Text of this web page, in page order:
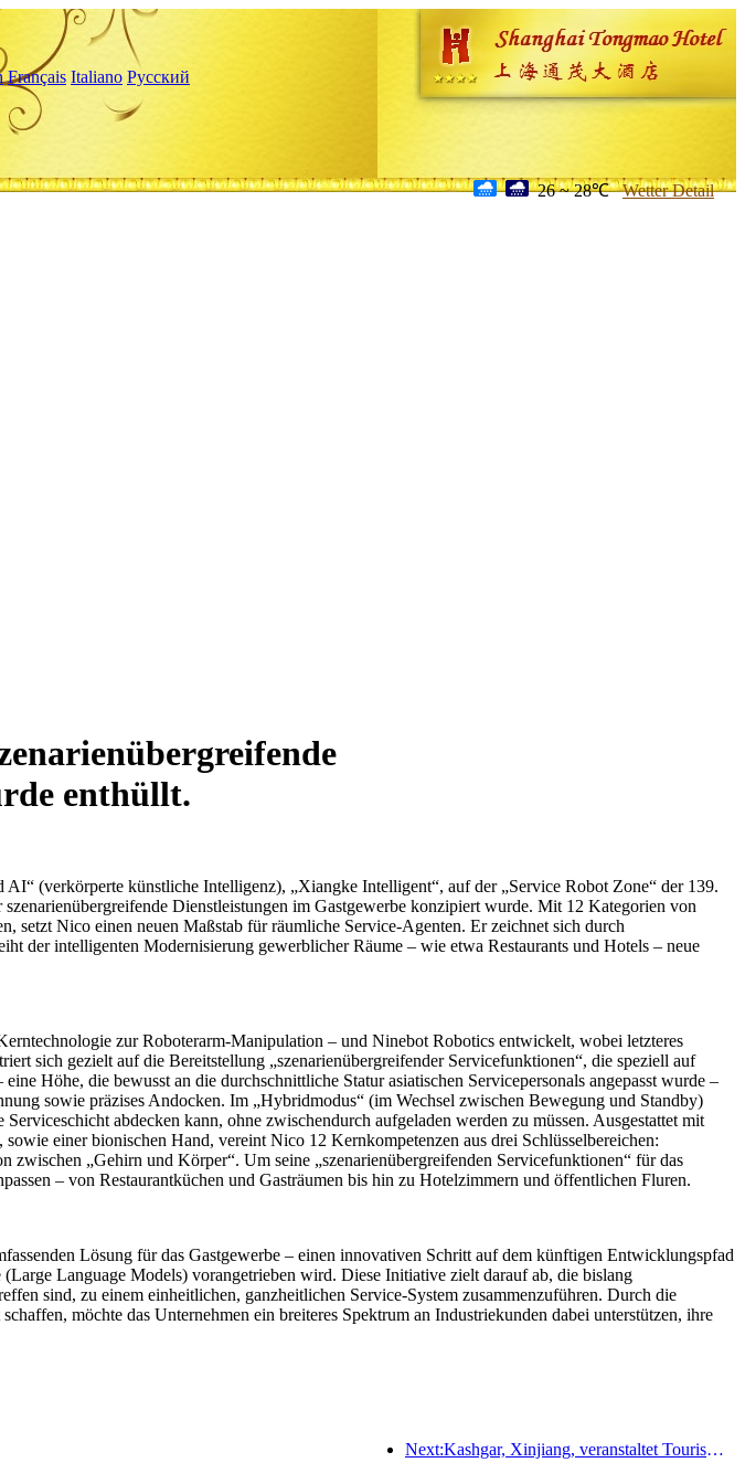
Français Italiano Русский
26 ~ 28℃ Wetter Detail
enthüllt.
(verkörperte künstliche Intelligenz), „Xiangke Intelligent“, auf der „Service Robot Zone“ der 139.
Dienstleistungen im Gastgewerbe konzipiert wurde. Mit 12 Kategorien von
setzt Nico einen neuen Maßstab für räumliche Service-Agenten. Er zeichnet sich durch
der intelligenten Modernisierung gewerblicher Räume – wie etwa Restaurants und Hotels – neue
zur Roboterarm-Manipulation – und Ninebot Robotics entwickelt, wobei letzteres
sich gezielt auf die Bereitstellung „szenarienübergreifender Servicefunktionen“, die speziell auf
Höhe, die bewusst an die durchschnittliche Statur asiatischen Servicepersonals angepasst wurde –
sowie präzises Andocken. Im „Hybridmodus“ (im Wechsel zwischen Bewegung und Standby)
abdecken kann, ohne zwischendurch aufgeladen werden zu müssen. Ausgestattet mit
einer bionischen Hand, vereint Nico 12 Kernkompetenzen aus drei Schlüsselbereichen:
„Gehirn und Körper“. Um seine „szenarienübergreifenden Servicefunktionen“ für das
– von Restaurantküchen und Gasträumen bis hin zu Hotelzimmern und öffentlichen Fluren.
Lösung für das Gastgewerbe – einen innovativen Schritt auf dem künftigen Entwicklungspfad
Language Models) vorangetrieben wird. Diese Initiative zielt darauf ab, die bislang
sind, zu einem einheitlichen, ganzheitlichen Service-System zusammenzuführen. Durch die
möchte das Unternehmen ein breiteres Spektrum an Industriekunden dabei unterstützen, ihre
Next:Kashgar, Xinjiang, veranstaltet Tourismus-Werbeevent zur Förderung des interethnischen Austauschs.